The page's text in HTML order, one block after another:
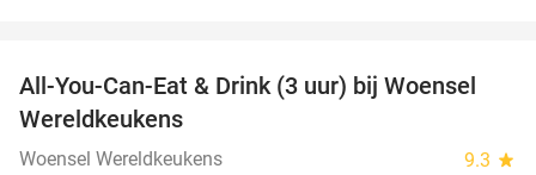
15%
All-You-Can-Eat & Drink (3 uur) bij Woensel
Wereldkeukens
Woensel Wereldkeukens 9.3 star